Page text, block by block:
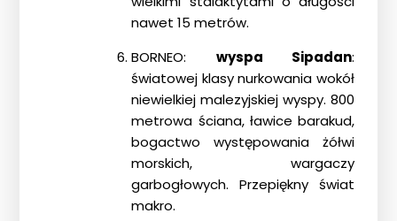
nawet 15 metrów.
BORNEO: wyspa Sipadan:
światowej klasy nurkowania wokół
niewielkiej malezyjskiej wyspy. 800
metrowa ściana, ławice barakud,
bogactwo występowania żółwi
morskich, wargaczy
garbogłowych. Przepiękny świat
makro.